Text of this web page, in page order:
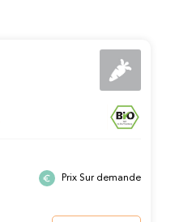
Prix Sur demande